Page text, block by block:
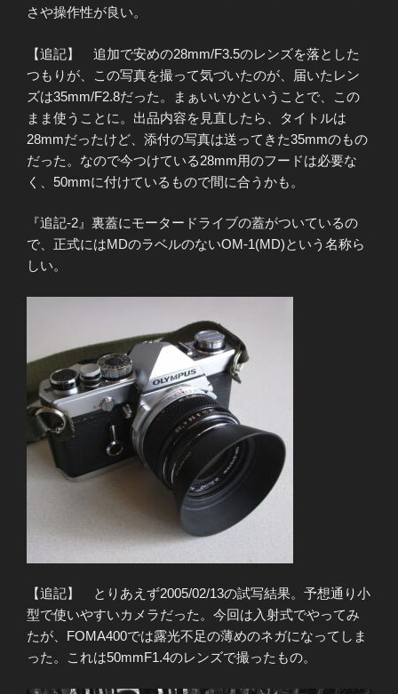
さや操作性が良い。
【追記】 追加で安めの28mm/F3.5のレンズを落とした
つもりが、この写真を撮って気づいたのが、届いたレン
ズは35mm/F2.8だった。まぁいいかということで、この
まま使うことに。出品内容を見直したら、タイトルは
28mmだったけど、添付の写真は送ってきた35mmのもの
だった。なので今つけている28mm用のフードは必要な
く、50mmに付けているもので間に合うかも。
『追記-2』裏蓋にモータードライブの蓋がついているの
で、正式にはMDのラベルのないOM-1(MD)という名称ら
しい。
【追記】 とりあえず2005/02/13の試写結果。予想通り小
型で使いやすいカメラだった。今回は入射式でやってみ
たが、FOMA400では露光不足の薄めのネガになってしま
った。これは50mmF1.4のレンズで撮ったもの。